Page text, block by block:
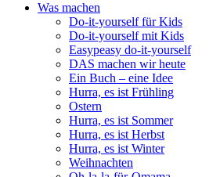
Was machen
Do-it-yourself für Kids
Do-it-yourself mit Kids
Easypeasy do-it-yourself
DAS machen wir heute
Ein Buch – eine Idee
Hurra, es ist Frühling
Ostern
Hurra, es ist Sommer
Hurra, es ist Herbst
Hurra, es ist Winter
Weihnachten